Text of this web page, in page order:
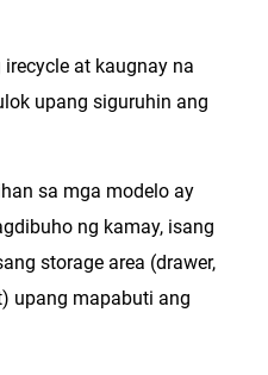
at kaugnay na
upang siguruhin ang
sa mga modelo ay
ng kamay, isang
storage area (drawer,
upang mapabuti ang